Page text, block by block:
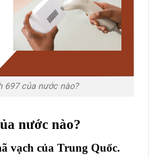
697 của nước nào?
nước nào?
vạch của Trung Quốc.